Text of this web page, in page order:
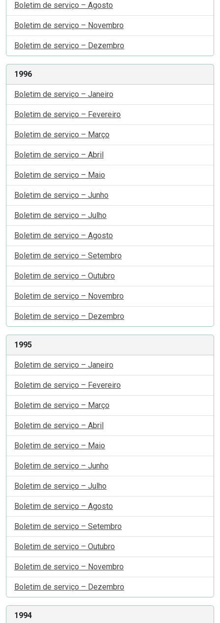
Boletim de serviço – Agosto
Boletim de serviço – Novembro
Boletim de serviço – Dezembro
1996
Boletim de serviço – Janeiro
Boletim de serviço – Fevereiro
Boletim de serviço – Março
Boletim de serviço – Abril
Boletim de serviço – Maio
Boletim de serviço – Junho
Boletim de serviço – Julho
Boletim de serviço – Agosto
Boletim de serviço – Setembro
Boletim de serviço – Outubro
Boletim de serviço – Novembro
Boletim de serviço – Dezembro
1995
Boletim de serviço – Janeiro
Boletim de serviço – Fevereiro
Boletim de serviço – Março
Boletim de serviço – Abril
Boletim de serviço – Maio
Boletim de serviço – Junho
Boletim de serviço – Julho
Boletim de serviço – Agosto
Boletim de serviço – Setembro
Boletim de serviço – Outubro
Boletim de serviço – Novembro
Boletim de serviço – Dezembro
1994